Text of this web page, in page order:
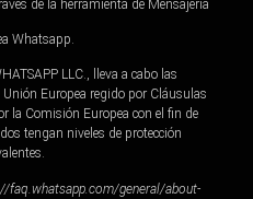
de la herramienta de Mensajería
Whatsapp.
LLC., lleva a cabo las
Europea regido por Cláusulas
la Comisión Europea con el fin de
tengan niveles de protección
faq.whatsapp.com/general/about-